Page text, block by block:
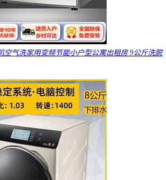
空气洗家用变频节能小户型公寓出租房 9公斤洗脱